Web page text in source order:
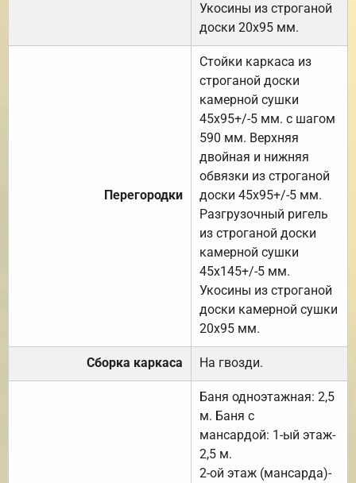
Укосины из строганой
доски 20х95 мм.
Перегородки
Стойки каркаса из
строганой доски
камерной сушки
45х95+/-5 мм. с шагом
590 мм. Верхняя
двойная и нижняя
обвязки из строганой
доски 45х95+/-5 мм.
Разгрузочный ригель
из строганой доски
камерной сушки
45х145+/-5 мм.
Укосины из строганой
доски камерной сушки
20х95 мм.
Сборка каркаса На гвозди.
Баня одноэтажная: 2,5
м. Баня с
мансардой: 1-ый этаж-
2,5 м.
2-ой этаж (мансарда)-